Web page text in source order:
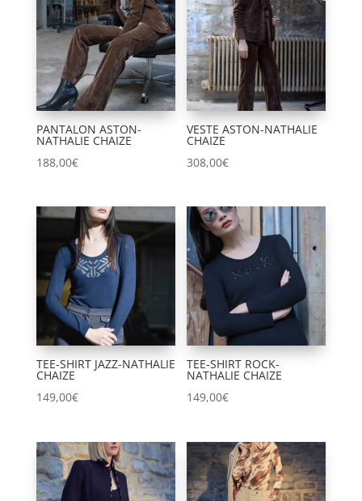
PANTALON ASTON-
NATHALIE CHAIZE
188,00€
VESTE ASTON-NATHALIE
CHAIZE
308,00€
TEE-SHIRT JAZZ-NATHALIE
CHAIZE
149,00€
TEE-SHIRT ROCK-
NATHALIE CHAIZE
149,00€